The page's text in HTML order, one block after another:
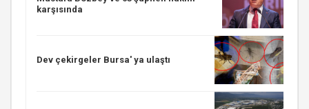
karşısında
Dev çekirgeler Bursa' ya ulaştı